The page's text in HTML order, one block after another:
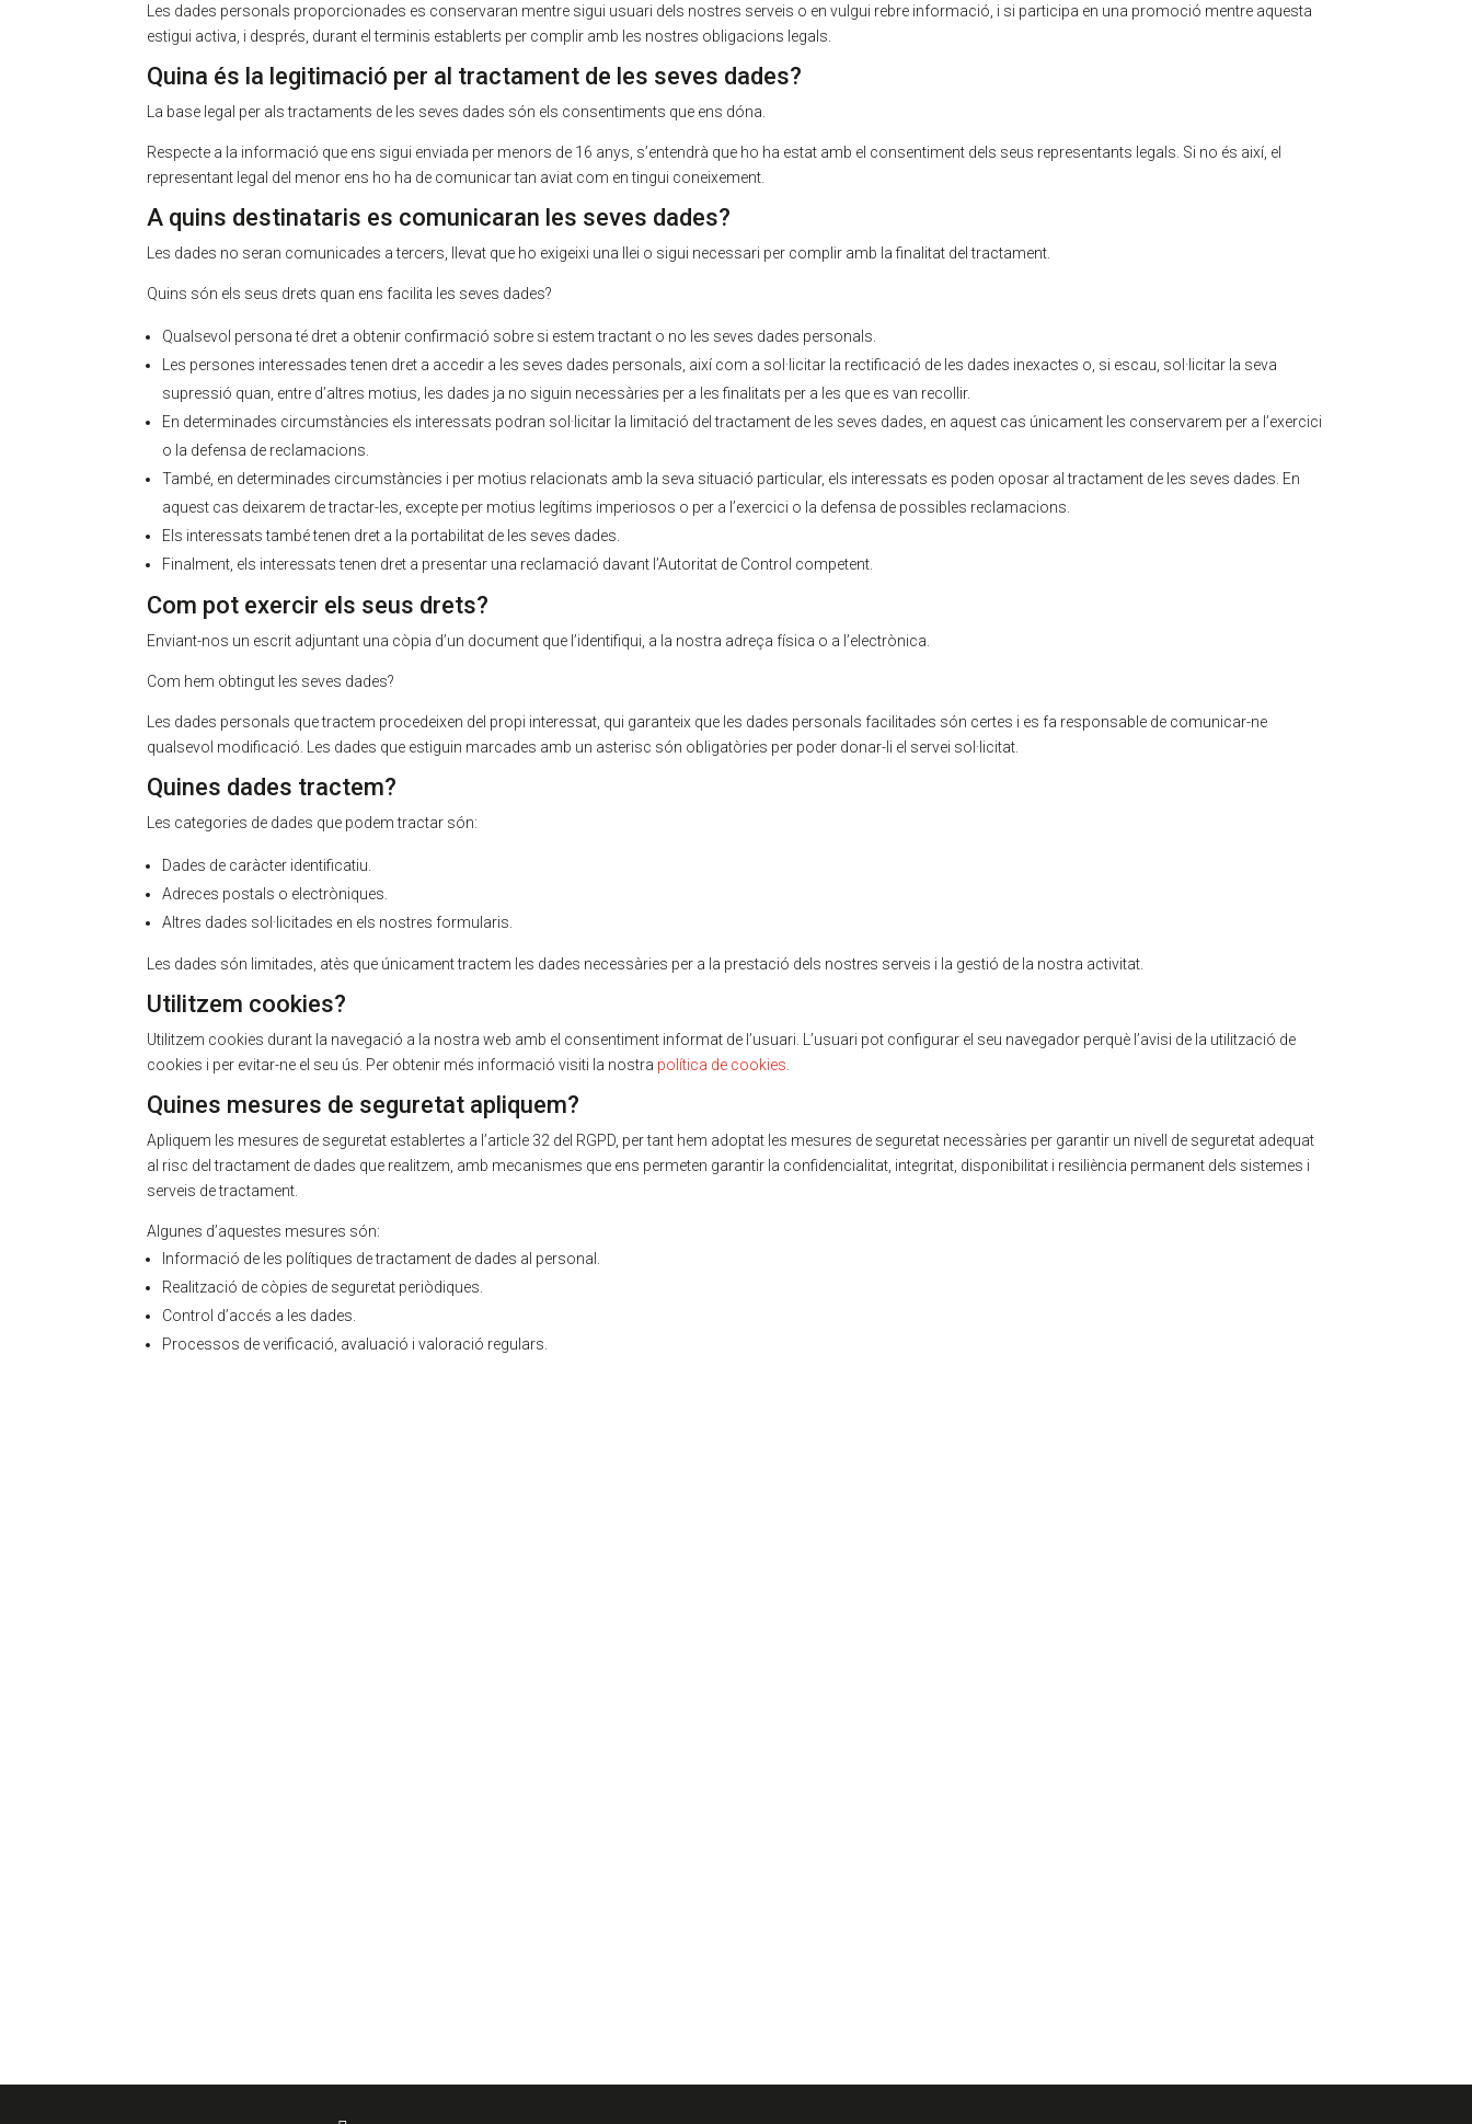
Les dades personals proporcionades es conservaran mentre sigui usuari dels nostres serveis o en vulgui rebre informació, i si participa en una promoció mentre aquesta
estigui activa, i després, durant el terminis establerts per complir amb les nostres obligacions legals.
Quina és la legitimació per al tractament de les seves dades?
La base legal per als tractaments de les seves dades són els consentiments que ens dóna.
Respecte a la informació que ens sigui enviada per menors de 16 anys, s’entendrà que ho ha estat amb el consentiment dels seus representants legals. Si no és així, el
representant legal del menor ens ho ha de comunicar tan aviat com en tingui coneixement.
A quins destinataris es comunicaran les seves dades?
Les dades no seran comunicades a tercers, llevat que ho exigeixi una llei o sigui necessari per complir amb la finalitat del tractament.
Quins són els seus drets quan ens facilita les seves dades?
Qualsevol persona té dret a obtenir confirmació sobre si estem tractant o no les seves dades personals.
Les persones interessades tenen dret a accedir a les seves dades personals, així com a sol·licitar la rectificació de les dades inexactes o, si escau, sol·licitar la seva
supressió quan, entre d’altres motius, les dades ja no siguin necessàries per a les finalitats per a les que es van recollir.
En determinades circumstàncies els interessats podran sol·licitar la limitació del tractament de les seves dades, en aquest cas únicament les conservarem per a l’exercici
o la defensa de reclamacions.
També, en determinades circumstàncies i per motius relacionats amb la seva situació particular, els interessats es poden oposar al tractament de les seves dades. En
aquest cas deixarem de tractar-les, excepte per motius legítims imperiosos o per a l’exercici o la defensa de possibles reclamacions.
Els interessats també tenen dret a la portabilitat de les seves dades.
Finalment, els interessats tenen dret a presentar una reclamació davant l’Autoritat de Control competent.
Com pot exercir els seus drets?
Enviant-nos un escrit adjuntant una còpia d’un document que l’identifiqui, a la nostra adreça física o a l’electrònica.
Com hem obtingut les seves dades?
Les dades personals que tractem procedeixen del propi interessat, qui garanteix que les dades personals facilitades són certes i es fa responsable de comunicar-ne
qualsevol modificació. Les dades que estiguin marcades amb un asterisc són obligatòries per poder donar-li el servei sol·licitat.
Quines dades tractem?
Les categories de dades que podem tractar són:
Dades de caràcter identificatiu.
Adreces postals o electròniques.
Altres dades sol·licitades en els nostres formularis.
Les dades són limitades, atès que únicament tractem les dades necessàries per a la prestació dels nostres serveis i la gestió de la nostra activitat.
Utilitzem cookies?
Utilitzem cookies durant la navegació a la nostra web amb el consentiment informat de l’usuari. L’usuari pot configurar el seu navegador perquè l’avisi de la utilització de
cookies i per evitar-ne el seu ús. Per obtenir més informació visiti la nostra política de cookies
Quines mesures de seguretat apliquem?
Apliquem les mesures de seguretat establertes a l’article 32 del RGPD, per tant hem adoptat les mesures de seguretat necessàries per garantir un nivell de seguretat adequat
al risc del tractament de dades que realitzem, amb mecanismes que ens permeten garantir la confidencialitat, integritat, disponibilitat i resiliència permanent dels sistemes i
serveis de tractament.
Algunes d’aquestes mesures són:
Informació de les polítiques de tractament de dades al personal.
Realització de còpies de seguretat periòdiques.
Control d’accés a les dades.
Processos de verificació, avaluació i valoració regulars.